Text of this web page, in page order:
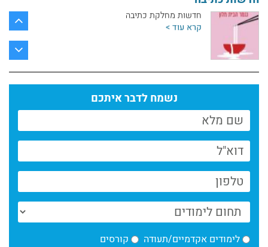
חדשות מחלקת כתיבה
קרא עוד >
בשמונה פרגמנטים
קרא עוד >
חדשות מחלקת כתיבה | דצמבר
חדשות מחלקת כתיבה | אוקטובר
קרא עוד >
שני ספרים חדשים של בוגרי מחלקת הכתיבה
קרא עוד >
נשמח לדבר איתכם
לימודים אקדמיים/תעודה קורסים